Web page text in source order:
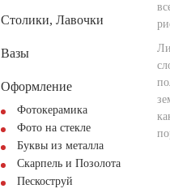
Столики, Лавочки
Вазы
Оформление
Фотокерамика
Фото на стекле
Буквы из металла
Скарпель и Позолота
Пескоструй